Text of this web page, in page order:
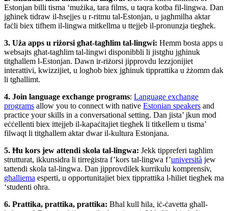
Estonjan billi tisma ‘mużika, tara films, u taqra kotba fil-lingwa. Dan
jgħinek tidraw il-ħsejjes u r-ritmu tal-Estonjan, u jagħmilha aktar
faċli biex tifhem il-lingwa mitkellma u ttejjeb il-pronunzja tiegħek.
3. Uża apps u riżorsi għat-tagħlim tal-lingwi: Hemm bosta apps u
websajts għat-tagħlim tal-lingwi disponibbli li jistgħu jgħinuk
titgħallem l-Estonjan. Dawn ir-riżorsi jipprovdu lezzjonijiet
interattivi, kwizzijiet, u logħob biex jgħinuk tipprattika u żżomm dak
li tgħallimt.
4. Join language exchange programs: Language exchange
programs allow you to connect with native Estonian speakers and
practice your skills in a conversational setting. Dan jista’ jkun mod
eċċellenti biex ittejjeb il-kapaċitajiet tiegħek li titkellem u tisma’
filwaqt li titgħallem aktar dwar il-kultura Estonjana.
5. Ħu kors jew attendi skola tal-lingwa: Jekk tippreferi tagħlim
strutturat, ikkunsidra li tirreġistra f’kors tal-lingwa f’università jew
tattendi skola tal-lingwa. Dan jipprovdilek kurrikulu komprensiv,
għalliema esperti, u opportunitajiet biex tipprattika l-ħiliet tiegħek ma
‘studenti oħra.
6. Prattika, prattika, prattika: Bħal kull ħila, iċ-ċavetta għall-